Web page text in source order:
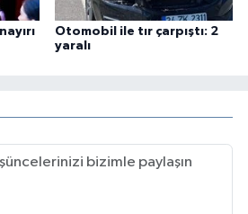
Otomobil ile tır çarpıştı: 2
yaralı